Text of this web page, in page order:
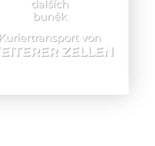
Kuriertransport von
ZELLEN